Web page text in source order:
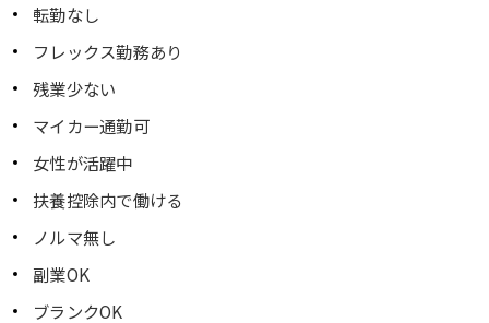
転勤なし
フレックス勤務あり
残業少ない
マイカー通勤可
女性が活躍中
扶養控除内で働ける
ノルマ無し
副業OK
ブランクOK